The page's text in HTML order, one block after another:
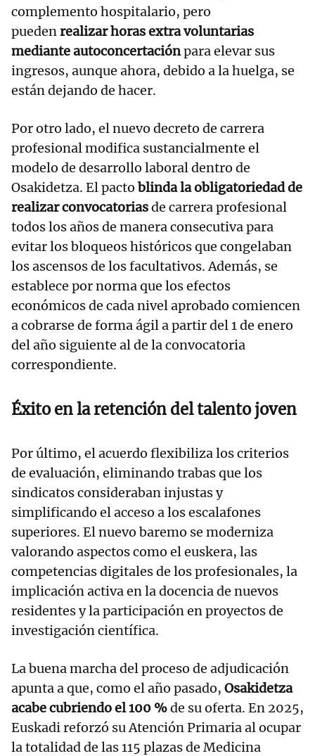
complemento hospitalario, pero
puedenrealizar horas extra voluntarias
mediante autoconcertaciónpara elevar sus
ingresos, aunque ahora, debido a la huelga, se
están dejando de hacer.
Por otro lado, el nuevo decreto de carrera
profesional modifica sustancialmente el
modelo de desarrollo laboral dentro de
Osakidetza. El pacto blinda la obligatoriedad de
realizar convocatoriasde carrera profesional
todos los años de manera consecutiva para
evitar los bloqueos históricos que congelaban
los ascensos de los facultativos. Además, se
establece por norma que los efectos
económicos de cada nivel aprobado comiencen
a cobrarse de forma ágil a partir del 1 de enero
del año siguiente al de la convocatoria
correspondiente.
Éxito en la retención del talento joven
Por último, el acuerdo flexibiliza los criterios
de evaluación, eliminando trabas que los
sindicatos consideraban injustas y
simplificando el acceso a los escalafones
superiores. El nuevo baremo se moderniza
valorando aspectos como el euskera, las
competencias digitales de los profesionales, la
implicación activa en la docencia de nuevos
residentes y la participación en proyectos de
investigación científica.
La buena marcha del proceso de adjudicación
apunta a que, como el año pasado, Osakidetza
acabe cubriendo el 100 %de su oferta. En 2025,
Euskadi reforzó su Atención Primaria al ocupar
la totalidad de las 115 plazas de Medicina